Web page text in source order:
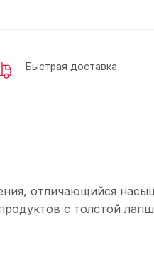
Быстрая доставка
отличающийся
с толстой